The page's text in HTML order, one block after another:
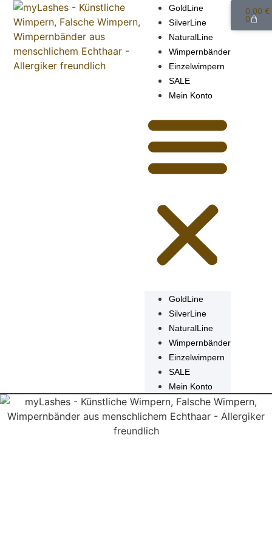
GoldLine
SilverLine
NaturalLine
Wimpernbänder
Einzelwimpern
SALE
Mein Konto
GoldLine
SilverLine
NaturalLine
Wimpernbänder
Einzelwimpern
SALE
Mein Konto
0,00€
0